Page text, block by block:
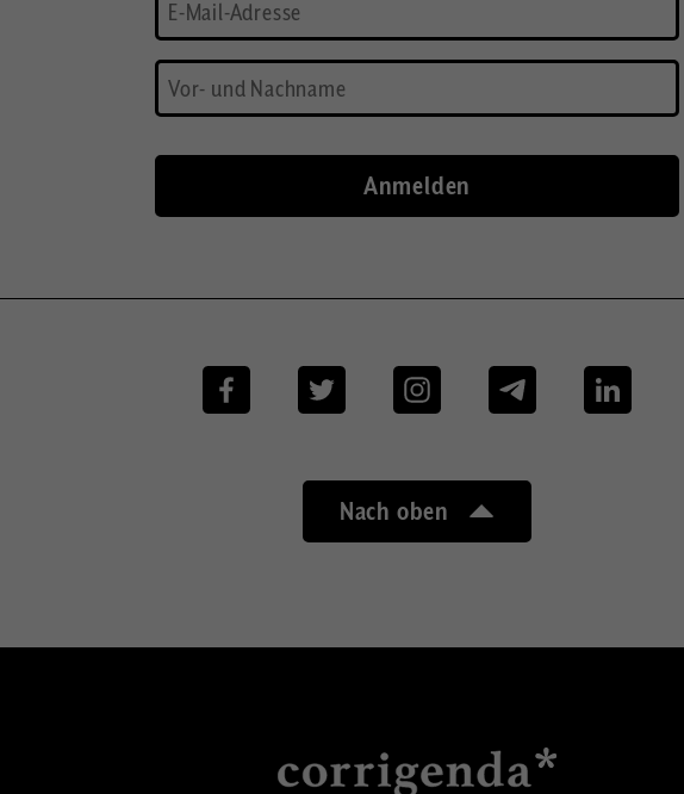
Facebook Twitter InstagramTelegram
Nach oben